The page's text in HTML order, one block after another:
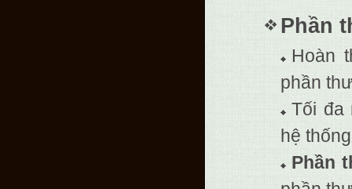
Phần
Hoàn
phần
Tối đa
hệ
Phần